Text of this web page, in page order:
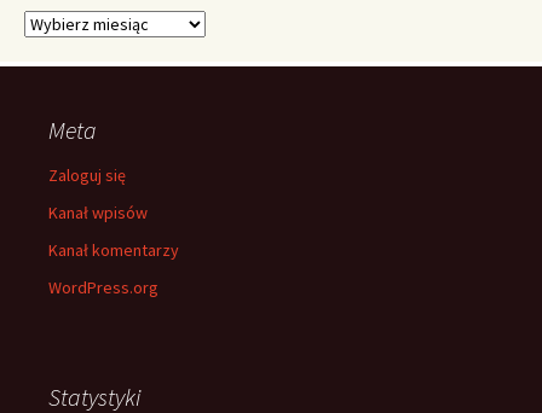
Archiwa
Meta
Zaloguj się
Kanał wpisów
Kanał komentarzy
WordPress.org
Statystyki